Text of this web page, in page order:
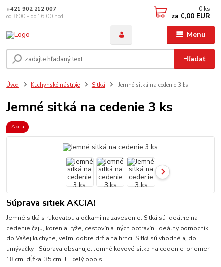
Menu
Hľadať
+421 902 212 007
od 8:00 - do 16:00 hod
0 ks
za 0,00 EUR
Úvod Kuchynské nástroje Sitká Jemné sitká na cedenie 3 ks
Jemné sitká na cedenie 3 ks
Akcia
Súprava sitiek AKCIA!
Jemné sitká s rukoväťou a očkami na zavesenie. Sitká sú ideálne na
cedenie čaju, korenia, ryže, cestovín a iných potravín. Ideálny pomocník
do Vašej kuchyne, veľmi dobre držia na hrnci. Sitká sú vhodné aj do
umývačky. Súprava obsahuje: Jemné kovové sitko na cedenie, priemer:
18 cm, dĺžka: 35 cm. J... celý popis